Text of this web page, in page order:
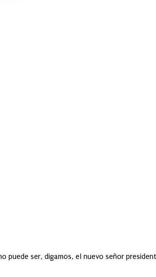
puede ser, digamos, el nuevo señor